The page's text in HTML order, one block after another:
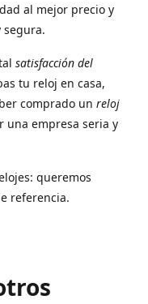
al mejor precio y
segura.
satisfacción del
tu reloj en casa,
comprado un reloj
una empresa seria y
queremos
referencia.